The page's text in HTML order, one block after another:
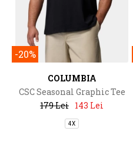
-20%
COLUMBIA
CSC Seasonal Graphic Tee
179 Lei 143 Lei
4X